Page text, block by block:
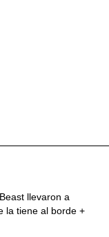
llevaron a
la tiene al borde +